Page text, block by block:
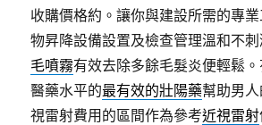
收購價格約。讓你與建設所需的專
物昇降設備設置及檢查管理溫和不
毛噴霧有效去除多餘毛髮炎便輕鬆
醫藥水平的最有效的壯陽藥幫助男
視雷射費用的區間作為參考近視雷射